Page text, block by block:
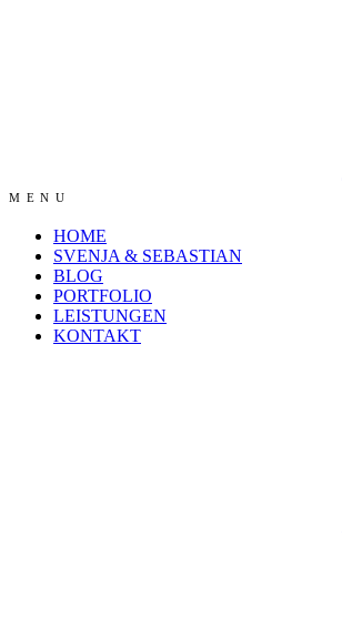
MENU
HOME
SVENJA & SEBASTIAN
BLOG
PORTFOLIO
LEISTUNGEN
KONTAKT